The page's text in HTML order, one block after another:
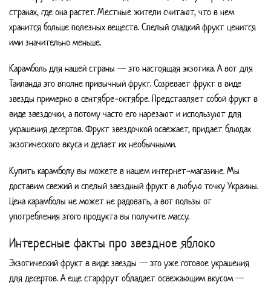
странах, где она растет. Местные жители считают, что в нем
хранится больше полезных веществ. Спелый сладкий фрукт ценится
ими значительно меньше.
Карамболь для нашей страны — это настоящая экзотика. А вот для
Таиланда это вполне привычный фрукт. Созревает фрукт в виде
звезды примерно в сентябре-октябре. Представляет собой фрукт в
виде звездочки, а потому часто его нарезают и используют для
украшения десертов. Фрукт звездочкой освежает, придает блюдах
экзотического вкуса и делает их необычными.
Купить карамболу вы можете в нашем интернет-магазине. Мы
доставим свежий и спелый звездный фрукт в любую точку Украины.
Цена карамболы не может не радовать, а вот пользы от
употребления этого продукта вы получите массу.
Интересные факты про звездное яблоко
Экзотический фрукт в виде звезды — это уже готовое украшения
для десертов. А еще старфрут обладает освежающим вкусом —